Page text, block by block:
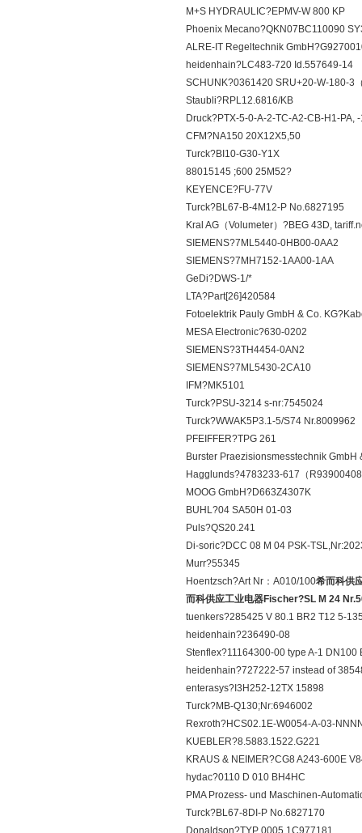
M+S HYDRAULIC?EPMV-W 800 KP
Phoenix Mecano?QKN07BC110090
ALRE-IT Regeltechnik
heidenhain?LC483-720 Id.557649-14
SCHUNK?0361420 SRU+20-W-180-3
Staubli?RPL12.6816/KB
Druck?PTX-5-0-A-2-TC-A2-CB-H1-PA,
CFM?NA150 20X12X5,50
Turck?BI10-G30-Y1X
88015145 ;600 25M52?
KEYENCE?FU-77V
Turck?BL67-B-4M12-P No.6827195
Kral AG（Volumeter）?BEG 43D,
SIEMENS?7ML5440-0HB00-0AA2
SIEMENS?7MH7152-1AA00-1AA
GeDi?DWS-1/*
LTA?Part[26]420584
Fotoelektrik Pauly GmbH & Co.
MESA Electronic?630-0202
SIEMENS?3TH4454-0AN2
SIEMENS?7ML5430-2CA10
IFM?MK5101
Turck?PSU-3214 s-nr:7545024
Turck?WWAK5P3.1-5/S74 Nr.8009962
PFEIFFER?TPG 261
Burster Praezisionsmesstechnik GmbH
Hagglunds?4783233-617（
MOOG GmbH?D663Z4307K
BUHL?04 SA50H 01-03
Puls?QS20.241
Di-soric?DCC 08 M 04 PSK-
Murr?55345
Hoentzsch?Art Nr：A010/100希而科供
而科供应工业电器Fischer?SL M 24
tuenkers?285425 V 80.1 BR2 T12 5-
heidenhain?236490-08
Stenflex?11164300-00 type A-1 DN100
heidenhain?727222-57 instead of
enterasys?I3H252-12TX 15898
Turck?MB-Q130;Nr:6946002
Rexroth?HCS02.1E-W0054-A-03-
KUEBLER?8.5883.1522.G221
KRAUS & NEIMER?CG8 A243-600E
hydac?0110 D 010 BH4HC
PMA Prozess- und Maschinen-
Turck?BL67-8DI-P No.6827170
Donaldson?TYP 0005 1C977181